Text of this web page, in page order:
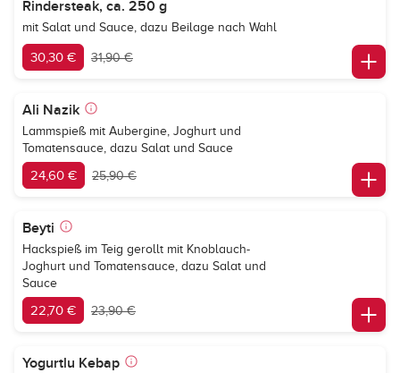
Rindersteak, ca. 250 g
mit Salat und Sauce, dazu Beilage nach Wahl
30,30 € 31,90 €
Ali Nazik
Lammspieß mit Aubergine, Joghurt und
Tomatensauce, dazu Salat und Sauce
24,60 € 25,90 €
Beyti
Hackspieß im Teig gerollt mit Knoblauch-
Joghurt und Tomatensauce, dazu Salat und
Sauce
22,70 € 23,90 €
Yogurtlu Kebap